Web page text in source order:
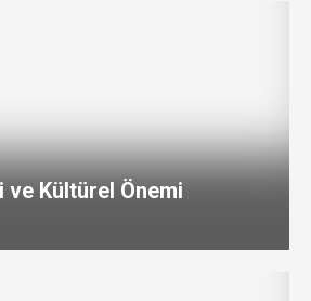
ve Kültürel Önemi